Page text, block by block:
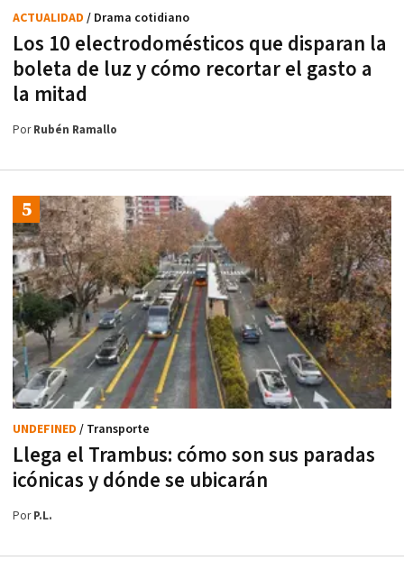
Los 10 electrodomésticos que disparan la
boleta de luz y cómo recortar el gasto a
la mitad
ACTUALIDAD / Drama cotidiano
PorRubén Ramallo
Llega el Trambus: cómo son sus paradas
icónicas y dónde se ubicarán
UNDEFINED / Transporte
PorP.L.